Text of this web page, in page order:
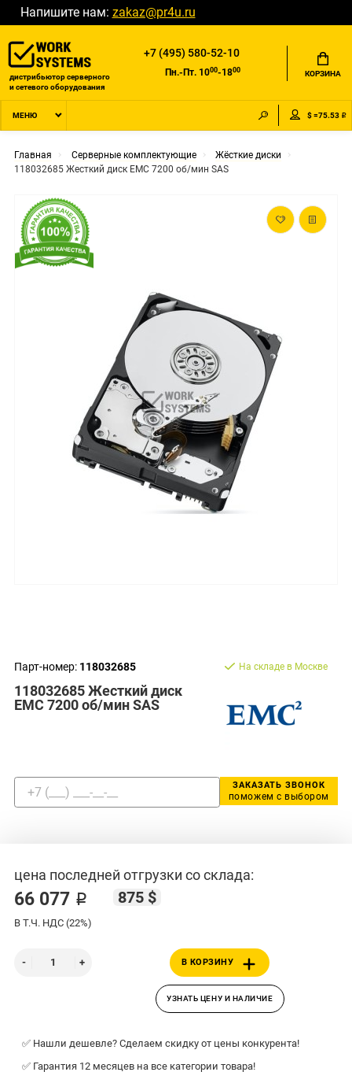
Напишите нам: zakaz@pr4u.ru
дистрибьютор серверного
и сетевого оборудования
+7 (495) 580-52-10
Пн.-Пт. 1000-1800 КОРЗИНА
МЕНЮ $ =75.53 ₽
Главная Серверные комплектующие
Жёсткие диски
118032685 Жесткий диск EMC 7200 об/мин SAS
Парт-номер: 118032685
118032685 Жесткий диск
EMC 7200 об/мин SAS
На складе в Москве
ЗАКАЗАТЬ ЗВОНОК
поможем с выбором
цена последней отгрузки со склада:
66 077 ₽ 875 $
В Т.Ч. НДС (22%)
В КОРЗИНУ
УЗНАТЬ ЦЕНУ И НАЛИЧИЕ
✅ Нашли дешевле? Сделаем скидку от цены конкурента!
✅ Гарантия 12 месяцев на все категории товара!